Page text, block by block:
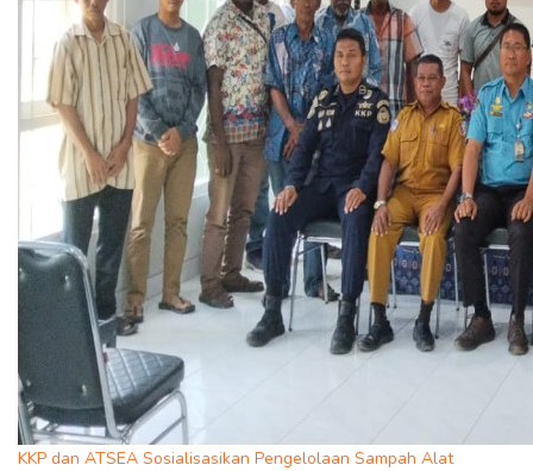
KKP dan ATSEA Sosialisasikan Pengelolaan Sampah Alat